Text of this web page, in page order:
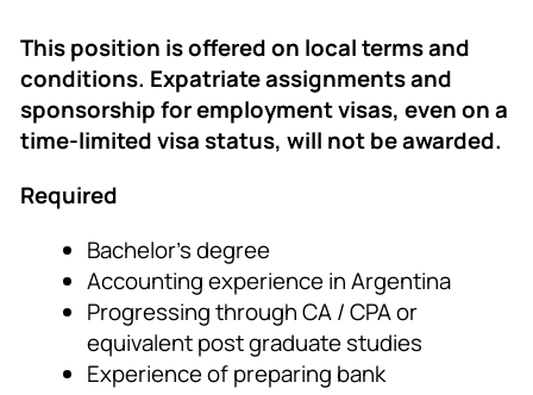
This position is offered on local terms and
conditions. Expatriate assignments and
sponsorship for employment visas, even on a
time-limited visa status, will not be awarded.
Required
Bachelor’s degree
Accounting experience in Argentina
Progressing through CA / CPA or
equivalent post graduate studies
Experience of preparing bank